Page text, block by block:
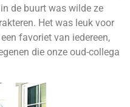
de buurt was wilde ze
Het was leuk voor
favoriet van iedereen,
die onze oud-collega